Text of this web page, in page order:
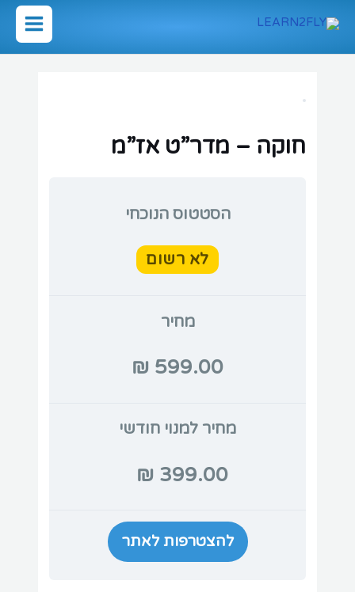
לתוכן
Main
חוקה – מדר”ט אז”מ
הסטטוס הנוכחי
לא רשום
מחיר
מחיר למנוי חודשי
399.00 ₪
להצטרפות לאתר